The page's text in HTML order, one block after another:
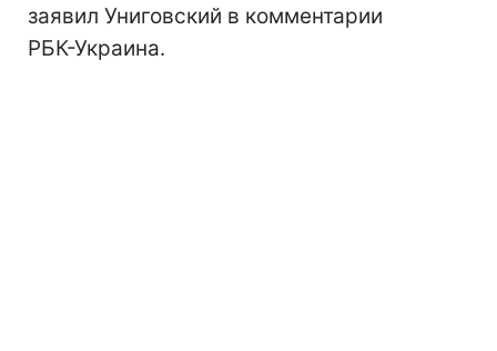
заявил Униговский в комментарии
РБК-Украина.